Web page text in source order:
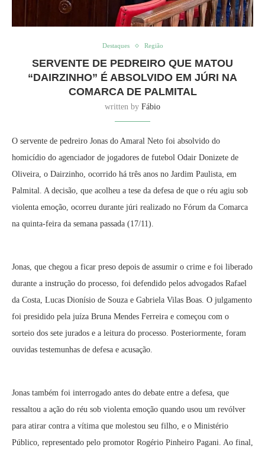
Destaques Região
SERVENTE DE PEDREIRO QUE MATOU
“DAIRZINHO” É ABSOLVIDO EM JÚRI NA
COMARCA DE PALMITAL
written by Fábio
O servente de pedreiro Jonas do Amaral Neto foi absolvido do
homicídio do agenciador de jogadores de futebol Odair Donizete de
Oliveira, o Dairzinho, ocorrido há três anos no Jardim Paulista, em
Palmital. A decisão, que acolheu a tese da defesa de que o réu agiu sob
violenta emoção, ocorreu durante júri realizado no Fórum da Comarca
na quinta-feira da semana passada (17/11).
Jonas, que chegou a ficar preso depois de assumir o crime e foi liberado
durante a instrução do processo, foi defendido pelos advogados Rafael
da Costa, Lucas Dionísio de Souza e Gabriela Vilas Boas. O julgamento
foi presidido pela juíza Bruna Mendes Ferreira e começou com o
sorteio dos sete jurados e a leitura do processo. Posteriormente, foram
ouvidas testemunhas de defesa e acusação.
Jonas também foi interrogado antes do debate entre a defesa, que
ressaltou a ação do réu sob violenta emoção quando usou um revólver
para atirar contra a vítima que molestou seu filho, e o Ministério
Público, representado pelo promotor Rogério Pinheiro Pagani. Ao final,